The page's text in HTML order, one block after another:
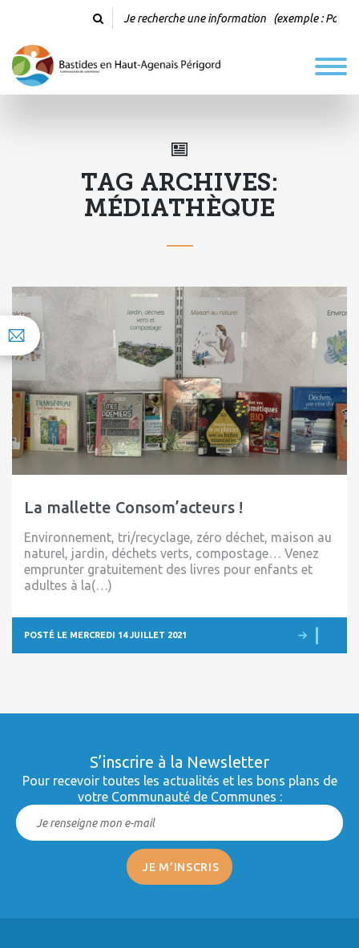
TAG ARCHIVES:
MÉDIATHÈQUE
La mallette Consom’acteurs !
Environnement, tri/recyclage, zéro déchet, maison au
naturel, jardin, déchets verts, compostage… Venez
emprunter gratuitement des livres pour enfants et
adultes à la(…)
POSTÉ LE MERCREDI 14 JUILLET 2021
S’inscrire à la Newsletter
Pour recevoir toutes les actualités et les bons plans de
votre Communauté de Communes :